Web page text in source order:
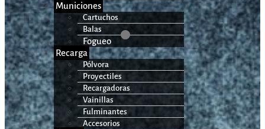
Municiones
Cartuchos
Balas
Fogueo
Recarga
Pólvora
Proyectiles
Recargadoras
Vainillas
Fulminantes
Accesorios